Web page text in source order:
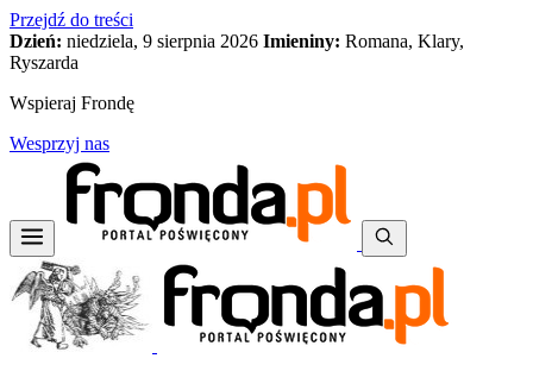
Przejdź do treści
Dzień: niedziela, 9 sierpnia 2026 Imieniny: Romana, Klary,
Ryszarda
Wspieraj Frondę
Wesprzyj nas